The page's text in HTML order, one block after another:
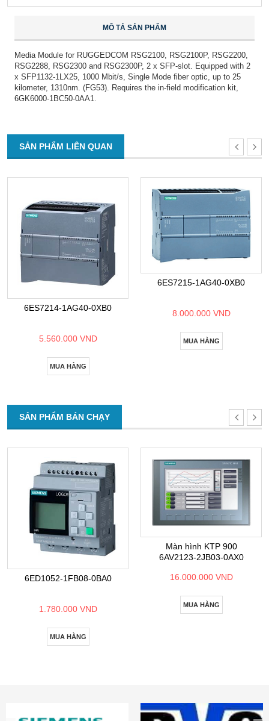
MÔ TẢ SẢN PHẨM
Media Module for RUGGEDCOM RSG2100, RSG2100P, RSG2200,
RSG2288, RSG2300 and RSG2300P, 2 x SFP-slot. Equipped with 2
x SFP1132-1LX25, 1000 Mbit/s, Single Mode fiber optic, up to 25
kilometer, 1310nm. (FG53). Requires the in-field modification kit,
6GK6000-1BC50-0AA1.
SẢN PHẨM LIÊN QUAN
6ES7214-1AG40-0XB0
5.560.000 VND
MUA HÀNG
6ES7215-1AG40-0XB0
8.000.000 VND
MUA HÀNG
SẢN PHẨM BÁN CHẠY
6ED1052-1FB08-0BA0
1.780.000 VND
MUA HÀNG
Màn hình KTP 900
6AV2123-2JB03-0AX0
16.000.000 VND
MUA HÀNG